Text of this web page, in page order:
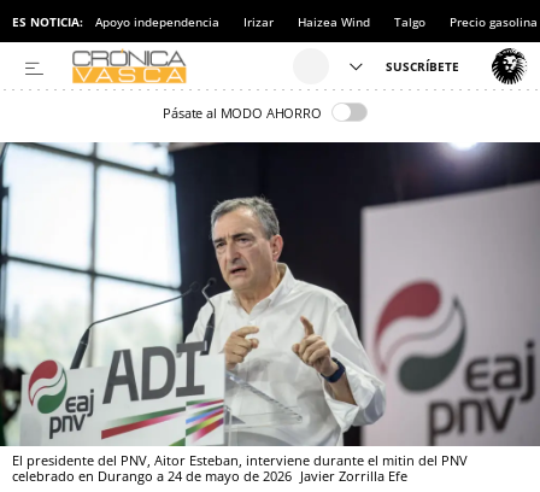
ES NOTICIA: Apoyo independencia Irizar Haizea Wind Talgo Precio gasolina
Pásate al MODO AHORRO
El presidente del PNV, Aitor Esteban, interviene durante el mitin del PNV
celebrado en Durango a 24 de mayo de 2026 Javier Zorrilla Efe